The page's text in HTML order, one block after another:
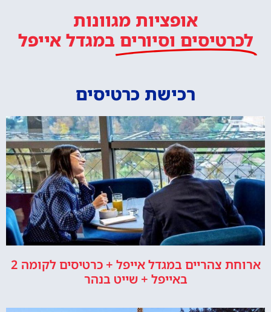
אופציות מגוונות
לכרטיסים וסיורים במגדל אייפל
רכישת כרטיסים
ארוחת צהריים במגדל אייפל + כרטיסים לקומה 2
באייפל + שייט בנהר